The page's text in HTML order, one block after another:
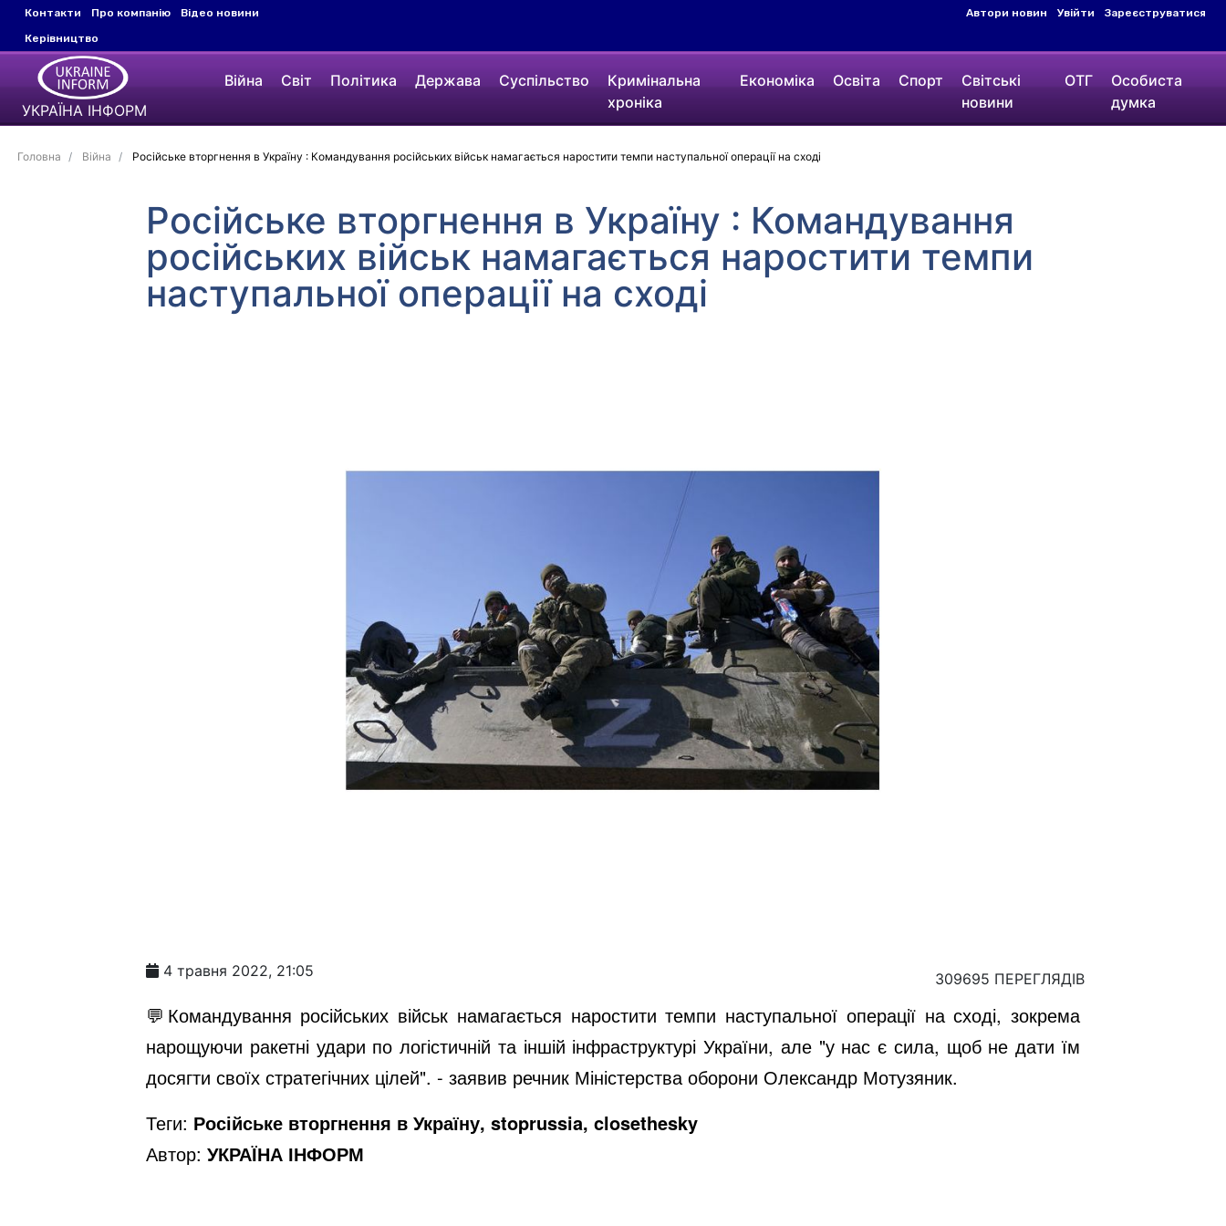
Контакти Про компанію
Відео новини
Керівництво
Автори новин Увійти Зареєструватися
УКРАЇНА ІНФОРМ
Війна Світ Політика Держава Суспільство
Кримінальна
хроніка
Економіка Освіта Спорт
Світські
новини
ОТГ
Особиста
думка
Головна Війна Російське вторгнення в Україну : Командування російських військ намагається наростити темпи наступальної операції на сході
Російське вторгнення в Україну : Командування
російських військ намагається наростити темпи
наступальної операції на сході
4 травня 2022, 21:05 309695 ПЕРЕГЛЯДІВ
💬Командування російських військ намагається наростити темпи наступальної операції на сході, зокрема
нарощуючи ракетні удари по логістичній та іншій інфраструктурі України, але "у нас є сила, щоб не дати їм
досягти своїх стратегічних цілей". - заявив речник Міністерства оборони Олександр Мотузяник.
Теги: Російське вторгнення в Україну, stoprussia, closethesky
Автор: УКРАЇНА ІНФОРМ